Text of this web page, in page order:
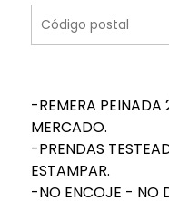
-REMERA PEINADA
MERCADO.
-PRENDAS
ESTAMPAR.
-NO ENCOJE - NO